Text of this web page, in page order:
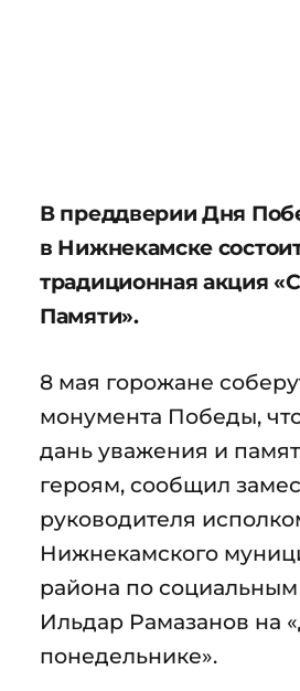
В преддверии Дня
в Нижнекамске
традиционная акция
Памяти».
8 мая горожане
монумента Победы,
дань уважения и
героям, сообщил
руководителя
Нижнекамского
района по
Ильдар Рамазанов на
понедельнике».